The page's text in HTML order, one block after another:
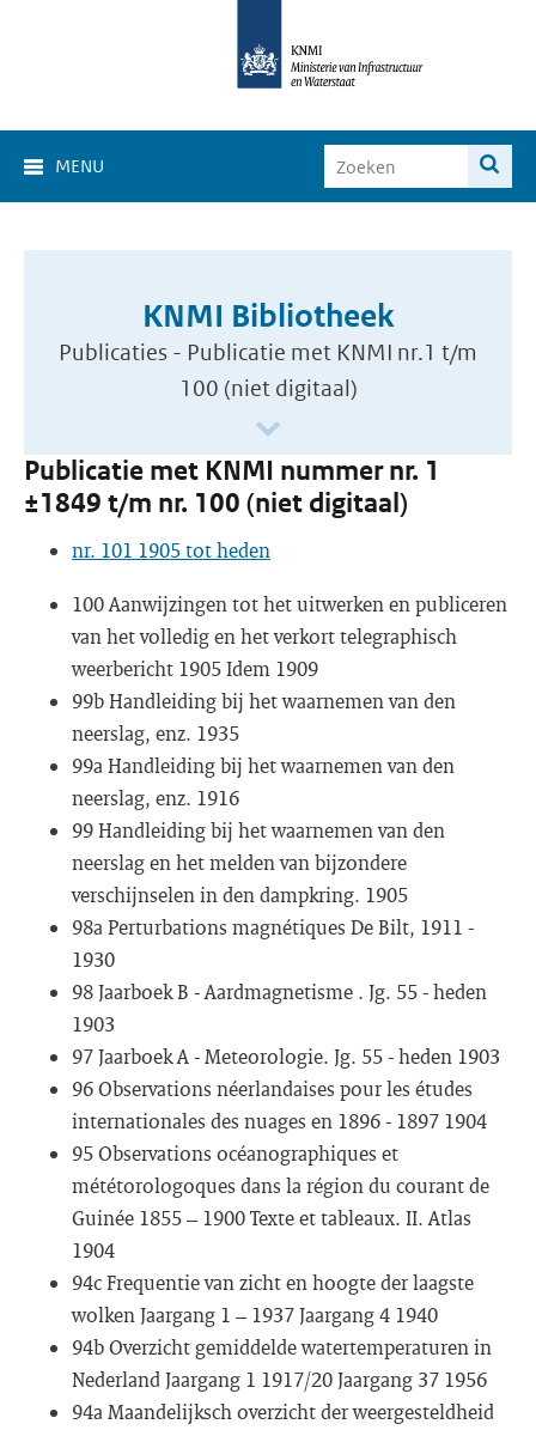
MENU
KNMI Bibliotheek
Publicaties - Publicatie met KNMI nr.1 t/m
100 (niet digitaal)
Publicatie met KNMI nummer nr. 1
±1849 t/m nr. 100 (niet digitaal)
nr. 101 1905 tot heden
100 Aanwijzingen tot het uitwerken en publiceren
van het volledig en het verkort telegraphisch
weerbericht 1905 Idem 1909
99b Handleiding bij het waarnemen van den
neerslag, enz. 1935
99a Handleiding bij het waarnemen van den
neerslag, enz. 1916
99 Handleiding bij het waarnemen van den
neerslag en het melden van bijzondere
verschijnselen in den dampkring. 1905
98a Perturbations magnétiques De Bilt, 1911 -
1930
98 Jaarboek B - Aardmagnetisme . Jg. 55 - heden
1903
97 Jaarboek A - Meteorologie. Jg. 55 - heden 1903
96 Observations néerlandaises pour les études
internationales des nuages en 1896 - 1897 1904
95 Observations océanographiques et
mététorologoques dans la région du courant de
Guinée 1855 – 1900 Texte et tableaux. II. Atlas
1904
94c Frequentie van zicht en hoogte der laagste
wolken Jaargang 1 – 1937 Jaargang 4 1940
94b Overzicht gemiddelde watertemperaturen in
Nederland Jaargang 1 1917/20 Jaargang 37 1956
94a Maandelijksch overzicht der weergesteldheid